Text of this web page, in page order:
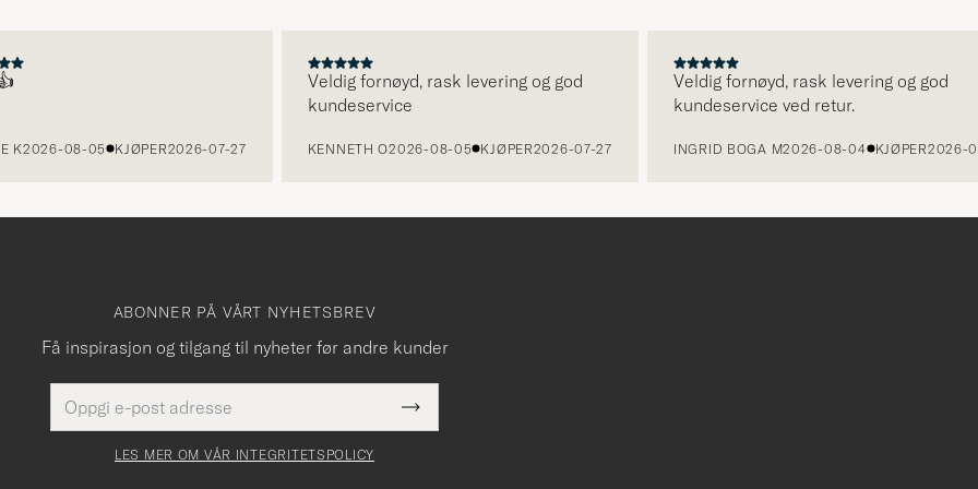
08-05 KJØPER2026-07-27
Veldig fornøyd, rask levering og god
kundeservice
KENNETH O2026-08-05 KJØPER2026-07-27
Veldig fornøyd, rask levering og god
kundeservice ved retur.
INGRID BOGA M2026-08-04 KJØPER2026-07-26
ABONNER PÅ VÅRT NYHETSBREV
Få inspirasjon og tilgang til nyheter før andre kunder
postadresse
Dette
felt
Submit
Newsletter
LES MER OM VÅR INTEGRITETSPOLICY